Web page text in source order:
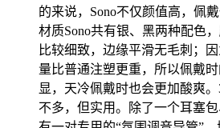
的来说，Sono不仅颜值高，佩
材质Sono共有银、黑两种配色
比较细致，边缘平滑无毛刺；
量比普通注塑更重，所以佩戴
显，天冷佩戴时也会更加酸爽
不多，但实用。除了一个耳塞